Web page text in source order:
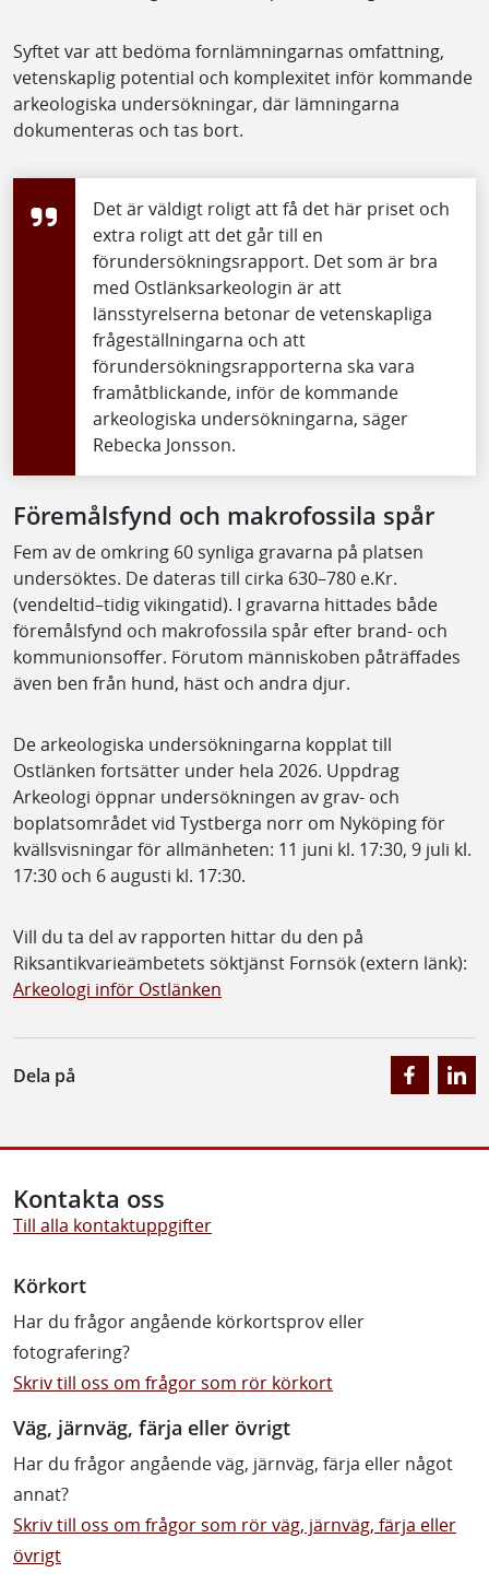
Syftet var att bedöma fornlämningarnas omfattning,
vetenskaplig potential och komplexitet inför kommande
arkeologiska undersökningar, där lämningarna
dokumenteras och tas bort.
Det är väldigt roligt att få det här priset och
extra roligt att det går till en
förundersökningsrapport. Det som är bra
med Ostlänksarkeologin är att
länsstyrelserna betonar de vetenskapliga
frågeställningarna och att
förundersökningsrapporterna ska vara
framåtblickande, inför de kommande
arkeologiska undersökningarna, säger
Rebecka Jonsson.
Föremålsfynd och makrofossila spår
Fem av de omkring 60 synliga gravarna på platsen
undersöktes. De dateras till cirka 630–780 e.Kr.
(vendeltid–tidig vikingatid). I gravarna hittades både
föremålsfynd och makrofossila spår efter brand- och
kommunionsoffer. Förutom människoben påträffades
även ben från hund, häst och andra djur.
De arkeologiska undersökningarna kopplat till
Ostlänken fortsätter under hela 2026. Uppdrag
Arkeologi öppnar undersökningen av grav- och
boplatsområdet vid Tystberga norr om Nyköping för
kvällsvisningar för allmänheten: 11 juni kl. 17:30, 9 juli kl.
17:30 och 6 augusti kl. 17:30.
Vill du ta del av rapporten hittar du den på
Riksantikvarieämbetets söktjänst Fornsök (extern länk):
Arkeologi inför Ostlänken
Dela på
Kontakta oss
Till alla kontaktuppgifter
Körkort
Har du frågor angående körkortsprov eller
fotografering?
Skriv till oss om frågor som rör körkort
Väg, järnväg, färja eller övrigt
Har du frågor angående väg, järnväg, färja eller något
annat?
Skriv till oss om frågor som rör väg, järnväg, färja eller
övrigt